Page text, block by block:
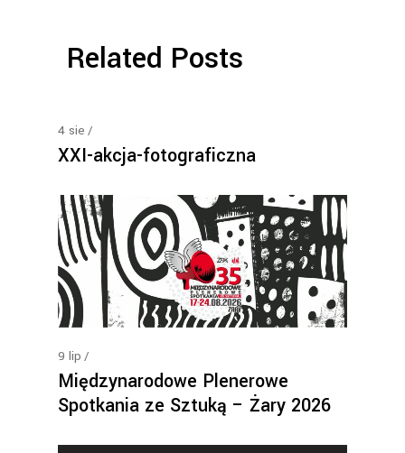
Related Posts
4 sie
XXI-akcja-fotograficzna
9 lip
Międzynarodowe Plenerowe
Spotkania ze Sztuką – Żary 2026